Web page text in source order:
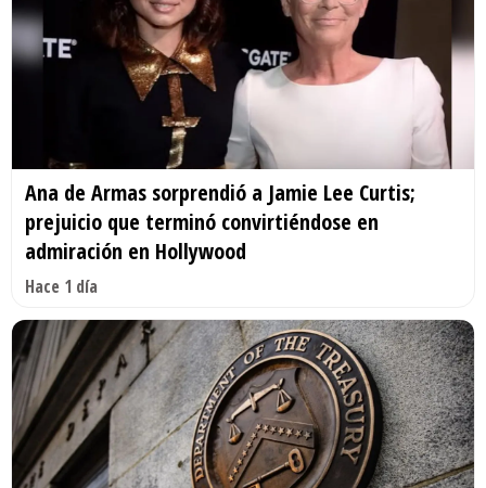
Ana de Armas sorprendió a Jamie Lee Curtis;
prejuicio que terminó convirtiéndose en
admiración en Hollywood
Hace 1 día